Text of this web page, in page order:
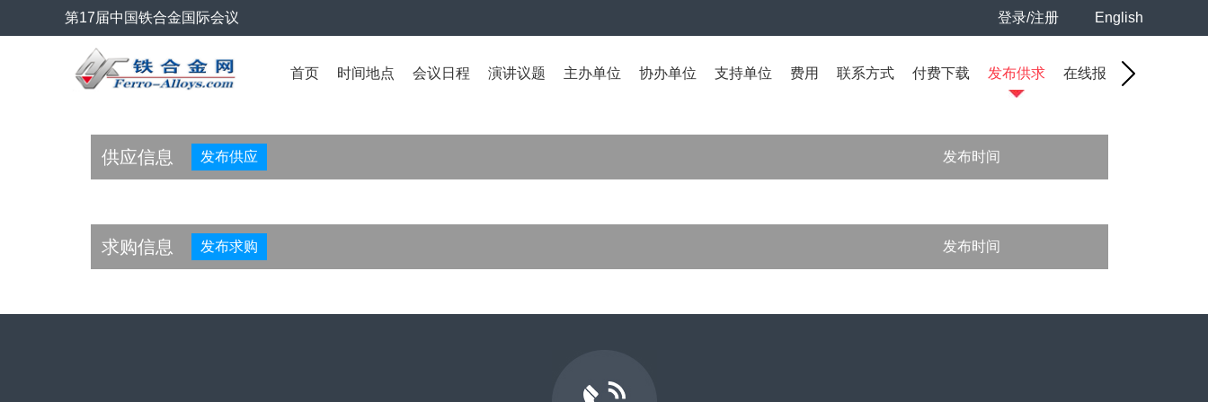
第17届中国铁合金国际会议 登录/注册 English
首页 时间地点 会议日程 演讲议题 主办单位 协办单位 支持单位 费用 联系方式 付费下载 发布供求 在线报名
供应信息 发布供应 发布时间
求购信息 发布求购 发布时间